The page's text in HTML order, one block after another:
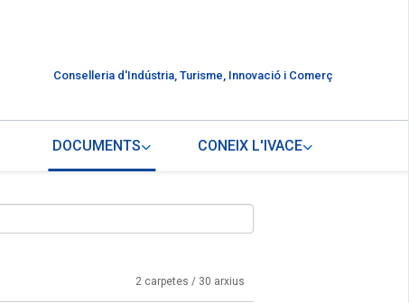
Conselleria d'Indústria, Turisme, Innovació i Comerç
DOCUMENTS CONEIX L'IVACE
2 carpetes / 30 arxius